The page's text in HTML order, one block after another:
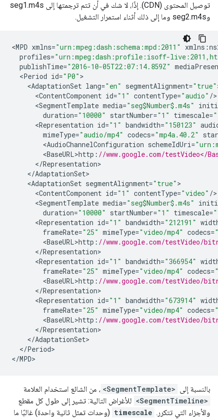
توصيل المحتوى (CDN). إذًا، لا شك في أن تتم ترجمتها إلى seg1.m4s
وseg2.m4s وما إلى ذلك أثناء استمرار التشغيل.
<MPD xmlns="urn:mpeg:dash:schema:mpd:2011" xmlns :
profiles="urn:mpeg:dash:profile:isoff-
publishTime="2016-10-05T22:07:14.859Z"
<Period id="P0"
<AdaptationSet lang="en" segmentAlignment="true"
<ContentComponent id="1" contentType="audio" /
<SegmentTemplate media="seg$Number$.m4s"
duration="10000" startNumber="1" timescale=
<Representation id="1" bandwidth="150123"
mimeType="audio/mp4" codecs="mp4a.40.2"
<AudioChannelConfiguration schemeIdUri=
<BaseURL>http : //www.google.com/testVideo</
</Representation
</AdaptationSet
<AdaptationSet segmentAlignment="true"
<ContentComponent id="1" contentType="video" /
<SegmentTemplate media="seg$Number$.m4s"
duration="10000" startNumber="1" timescale=
<Representation id="1" bandwidth="212191"
frameRate="25" mimeType="video/mp4" codecs=
<BaseURL>http : //www.google.com/testVideo/
</Representation
<Representation id="1" bandwidth="366954"
frameRate="25" mimeType="video/mp4" codecs=
<BaseURL>http : //www.google.com/testVideo/
</Representation
<Representation id="1" bandwidth="673914"
frameRate="25" mimeType="video/mp4" codecs=
<BaseURL>http : //www.google.com/testVideo/
</Representation
</AdaptationSet
</Period>
</MPD
بالنسبة إلى <SegmentTemplate> ، من الشائع استخدام العلامة
<SegmentTimeline> للأغراض التالية: تشير إلى طول كل مقطع
والأجزاء التي تتكرر. timescale (وحدات تمثل ثانية واحدة) غالبًا ما